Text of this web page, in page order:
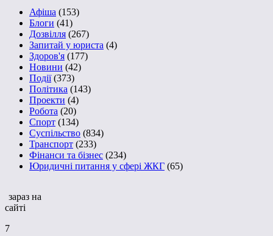
Афіша (153)
Блоги (41)
Дозвілля (267)
Запитай у юриста (4)
Здоров'я (177)
Новини (42)
Події(373)
Політика (143)
Проекти (4)
Робота (20)
Спорт (134)
Суспільство (834)
Транспорт (233)
Фінанси та бізнес (234)
Юридичні питання у сфері ЖКГ (65)
зараз на
сайті
7